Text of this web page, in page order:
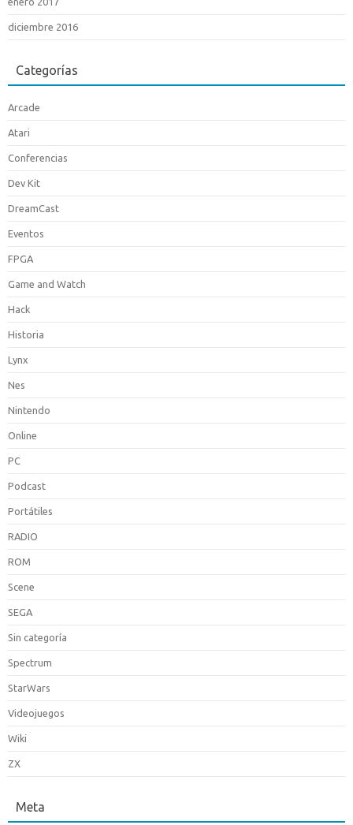
diciembre 2016
Categorías
Arcade
Atari
Conferencias
Dev Kit
DreamCast
Eventos
FPGA
Game and Watch
Hack
Historia
Lynx
Nes
Nintendo
Online
PC
Podcast
Portátiles
RADIO
ROM
Scene
SEGA
Sin categoría
Spectrum
StarWars
Videojuegos
Wiki
ZX
Meta